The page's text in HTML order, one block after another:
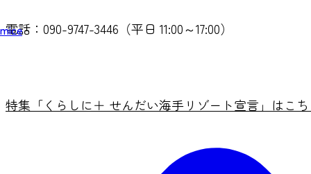
mice
電話：090-9747-3446（平日 11:00～17:00）
特集「くらしに＋ せんだい海手リゾート宣言」はこ